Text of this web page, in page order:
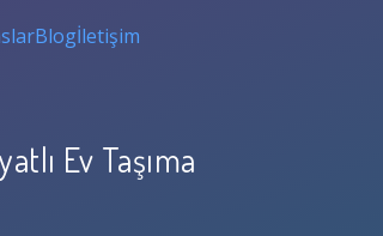
Blogİletişim
Ev Taşıma